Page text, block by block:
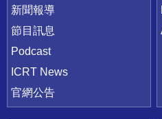
新聞報導
節目訊息
Podcast
ICRT News
官網公告